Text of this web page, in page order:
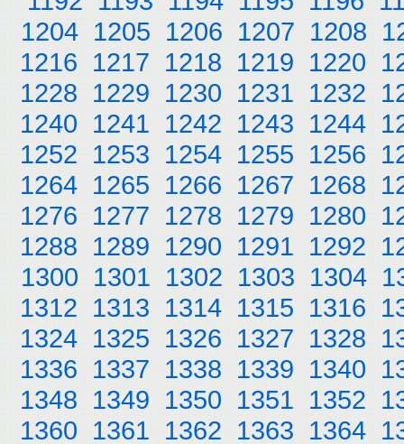
1204 1205 1206 1207 1208
1216 1217 1218 1219 1220
1228 1229 1230 1231 1232
1240 1241 1242 1243 1244
1252 1253 1254 1255 1256
1264 1265 1266 1267 1268
1276 1277 1278 1279 1280
1288 1289 1290 1291 1292
1300 1301 1302 1303 1304
1312 1313 1314 1315 1316
1324 1325 1326 1327 1328
1336 1337 1338 1339 1340
1348 1349 1350 1351 1352
1360 1361 1362 1363 1364